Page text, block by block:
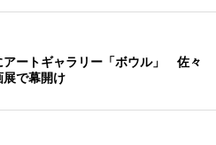
アートギャラリー「ボウル」 佐々
で幕開け